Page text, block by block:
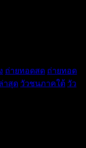
ถ่ายทอดสด ถ่ายทอด
าสุด วัวชนภาคใต้ วัว